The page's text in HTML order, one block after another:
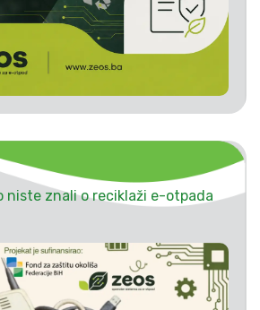
niste znali o reciklaži e-otpada